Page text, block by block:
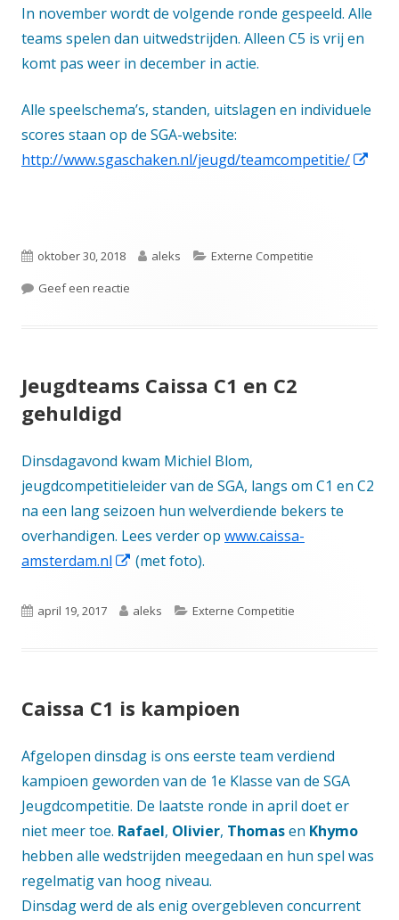
In november wordt de volgende ronde gespeeld. Alle
teams spelen dan uitwedstrijden. Alleen C5 is vrij en
komt pas weer in december in actie.
Alle speelschema’s, standen, uitslagen en individuele
scores staan op de SGA-website:
http://www.sgaschaken.nl/jeugd/teamcompetitie/
Gepubliceerd
op
oktober 30, 2018 Auteur
aleks Categorieën
Externe Competitie
Geef een reactie
Jeugdteams Caissa C1 en C2
gehuldigd
Dinsdagavond kwam Michiel Blom,
jeugdcompetitieleider van de SGA, langs om C1 en C2
na een lang seizoen hun welverdiende bekers te
overhandigen. Lees verder op www.caissa-
amsterdam.nl
Opent
een
(met foto).
Gepubliceerd
april 19, 2017 Auteur
aleks Categorieën
Externe Competitie
Caissa C1 is kampioen
Afgelopen dinsdag is ons eerste team verdiend
kampioen geworden van de 1e Klasse van de SGA
Jeugdcompetitie. De laatste ronde in april doet er
niet meer toe. Rafael, Olivier, Thomasen Khymo
hebben alle wedstrijden meegedaan en hun spel was
regelmatig van hoog niveau.
Dinsdag werd de als enig overgebleven concurrent